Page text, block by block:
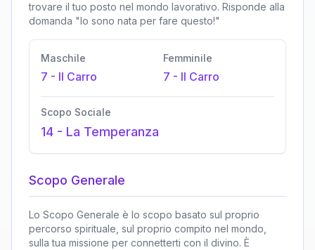
trovare il tuo posto nel mondo lavorativo. Risponde alla
domanda "Io sono nata per fare questo!"
Maschile
7 - Il Carro
Femminile
7 - Il Carro
Scopo Sociale
14 - La Temperanza
Scopo Generale
Lo Scopo Generale è lo scopo basato sul proprio
percorso spirituale, sul proprio compito nel mondo,
sulla tua missione per connetterti con il divino. È